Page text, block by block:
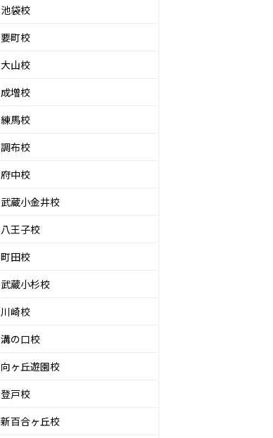
池袋校
要町校
大山校
成増校
練馬校
調布校
府中校
武蔵小金井校
八王子校
町田校
武蔵小杉校
川崎校
溝の口校
向ヶ丘遊園校
登戸校
新百合ヶ丘校